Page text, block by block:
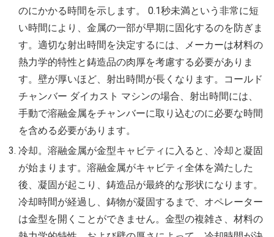
のにかかる時間を示します。 0.1秒未満という非常に短
い時間により、金属の一部が早期に固化するのを防ぎま
す。適切な射出時間を決定するには、メーカーは材料の
熱力学的特性と鋳造品の肉厚を考慮する必要がありま
す。壁が厚いほど、射出時間が長くなります。コールド
チャンバー ダイカスト マシンの場合、射出時間には、
手動で溶融金属をチャンバーに取り込むのに必要な時間
を含める必要があります。
冷却。溶融金属が金型キャビティに入ると、冷却と凝固
が始まります。溶融金属がキャビティ全体を満たした
後、凝固が起こり、鋳造品が最終的な形状になります。
冷却時間が経過し、鋳物が凝固するまで、オペレーター
は金型を開くことができません。金型の複雑さ、材料の